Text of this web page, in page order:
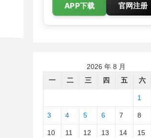
APP下载 官网注册
2026 年 8 月
一
二 三 四 五 六
1
3 4 5 6 7 8
10 11 12 13 14 15